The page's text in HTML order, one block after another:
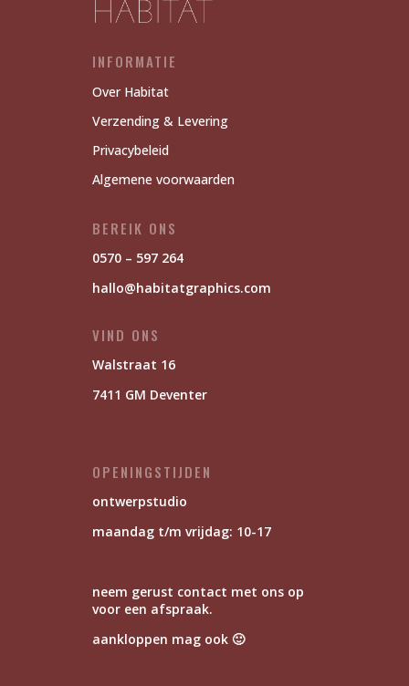
INFORMATIE
Over Habitat
Verzending & Levering
Privacybeleid
Algemene voorwaarden
BEREIK ONS
0570 – 597 264
hallo@habitatgraphics.com
VIND ONS
Walstraat 16
7411 GM Deventer
OPENINGSTIJDEN
ontwerpstudio
maandag t/m vrijdag: 10-17
neem gerust contact met ons op
voor een afspraak.
aankloppen mag ook 🙂